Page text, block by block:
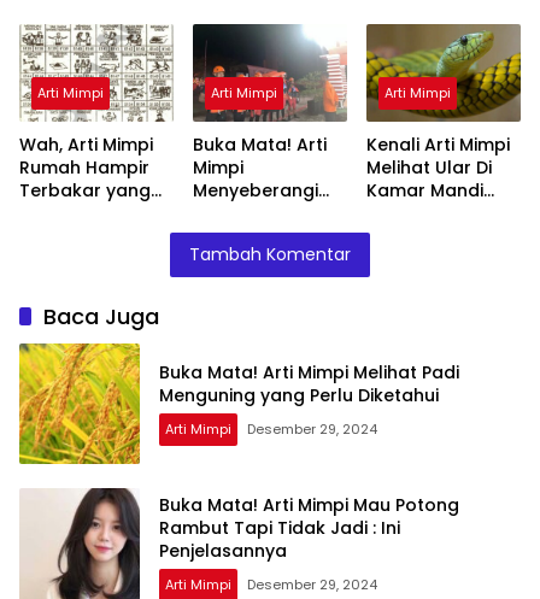
Diketahui
Ini Penjelasannya
Arti Mimpi
Wah, Arti Mimpi
Rumah Hampir
Terbakar yang
Arti Mimpi
Buka Mata! Arti
Mimpi
Menyeberangi
Teman Ternyata
Ini Artinya
Menurut Pakar
Arti Mimpi
Kenali Arti Mimpi
Melihat Ular Di
Kamar Mandi
Ini Penjelasannya
Tambah Komentar
Baca Juga
Buka Mata! Arti Mimpi Melihat Padi
Menguning yang Perlu Diketahui
Arti Mimpi Desember 29, 2024
Buka Mata! Arti Mimpi Mau Potong
Rambut Tapi Tidak Jadi : Ini
Penjelasannya
Arti Mimpi Desember 29, 2024